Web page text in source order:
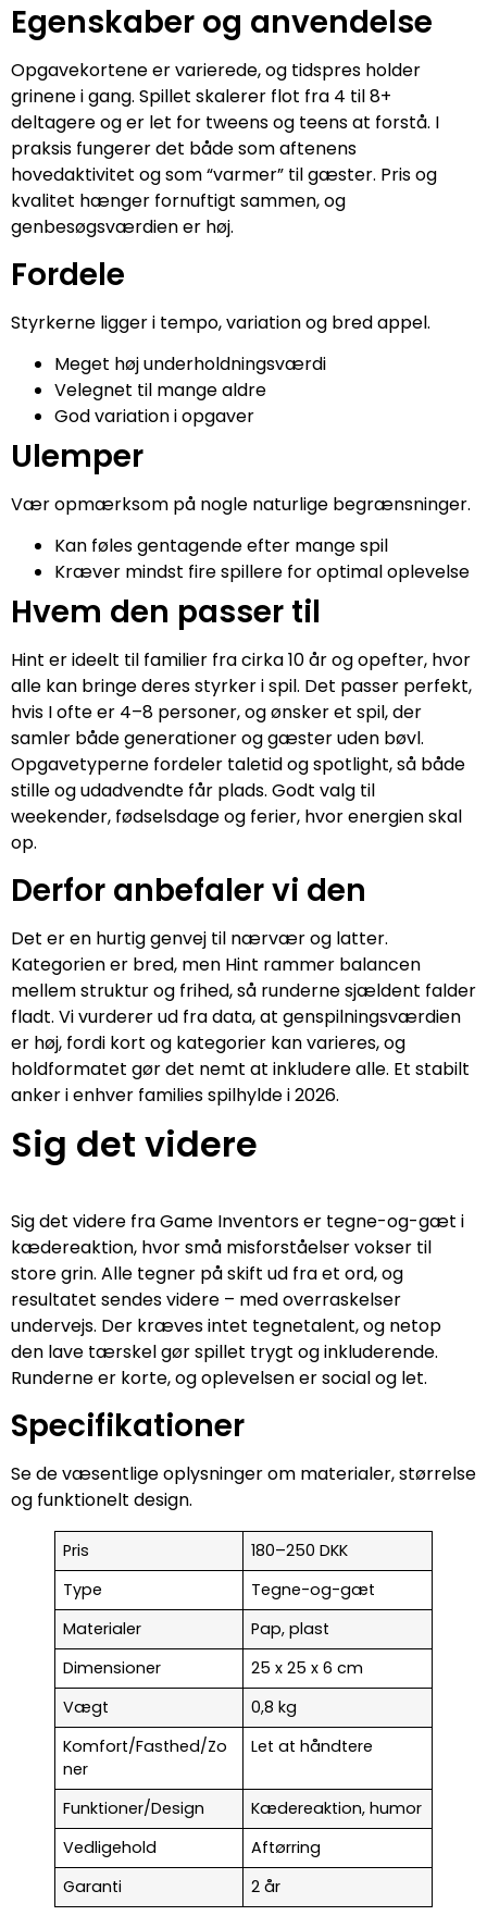
Egenskaber og anvendelse
Opgavekortene er varierede, og tidspres holder
grinene i gang. Spillet skalerer flot fra 4 til 8+
deltagere og er let for tweens og teens at forstå. I
praksis fungerer det både som aftenens
hovedaktivitet og som “varmer” til gæster. Pris og
kvalitet hænger fornuftigt sammen, og
genbesøgsværdien er høj.
Fordele
Styrkerne ligger i tempo, variation og bred appel.
Meget høj underholdningsværdi
Velegnet til mange aldre
God variation i opgaver
Ulemper
Vær opmærksom på nogle naturlige begrænsninger.
Kan føles gentagende efter mange spil
Kræver mindst fire spillere for optimal oplevelse
Hvem den passer til
Hint er ideelt til familier fra cirka 10 år og opefter, hvor
alle kan bringe deres styrker i spil. Det passer perfekt,
hvis I ofte er 4–8 personer, og ønsker et spil, der
samler både generationer og gæster uden bøvl.
Opgavetyperne fordeler taletid og spotlight, så både
stille og udadvendte får plads. Godt valg til
weekender, fødselsdage og ferier, hvor energien skal
op.
Derfor anbefaler vi den
Det er en hurtig genvej til nærvær og latter.
Kategorien er bred, men Hint rammer balancen
mellem struktur og frihed, så runderne sjældent falder
fladt. Vi vurderer ud fra data, at genspilningsværdien
er høj, fordi kort og kategorier kan varieres, og
holdformatet gør det nemt at inkludere alle. Et stabilt
anker i enhver families spilhylde i 2026.
Sig det videre
Sig det videre fra Game Inventors er tegne-og-gæt i
kædereaktion, hvor små misforståelser vokser til
store grin. Alle tegner på skift ud fra et ord, og
resultatet sendes videre – med overraskelser
undervejs. Der kræves intet tegnetalent, og netop
den lave tærskel gør spillet trygt og inkluderende.
Runderne er korte, og oplevelsen er social og let.
Specifikationer
Se de væsentlige oplysninger om materialer, størrelse
og funktionelt design.
Pris
180–250 DKK
Type
Tegne-og-gæt
Materialer
Pap, plast
Dimensioner
25 x 25 x 6 cm
Vægt
0,8 kg
Komfort/Fasthed/Zo
ner
Let at håndtere
Funktioner/Design
Kædereaktion, humor
Vedligehold
Aftørring
Garanti
2 år